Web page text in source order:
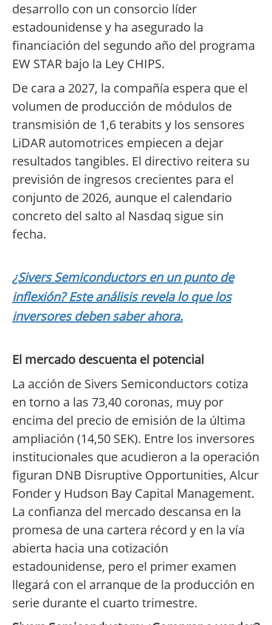
desarrollo con un consorcio líder
estadounidense y ha asegurado la
financiación del segundo año del programa
EW STAR bajo la Ley CHIPS.
De cara a 2027, la compañía espera que el
volumen de producción de módulos de
transmisión de 1,6 terabits y los sensores
LiDAR automotrices empiecen a dejar
resultados tangibles. El directivo reitera su
previsión de ingresos crecientes para el
conjunto de 2026, aunque el calendario
concreto del salto al Nasdaq sigue sin
fecha.
¿Sivers Semiconductors en un punto de
inflexión? Este análisis revela lo que los
inversores deben saber ahora.
El mercado descuenta el potencial
La acción de Sivers Semiconductors cotiza
en torno a las 73,40 coronas, muy por
encima del precio de emisión de la última
ampliación (14,50 SEK). Entre los inversores
institucionales que acudieron a la operación
figuran DNB Disruptive Opportunities, Alcur
Fonder y Hudson Bay Capital Management.
La confianza del mercado descansa en la
promesa de una cartera récord y en la vía
abierta hacia una cotización
estadounidense, pero el primer examen
llegará con el arranque de la producción en
serie durante el cuarto trimestre.